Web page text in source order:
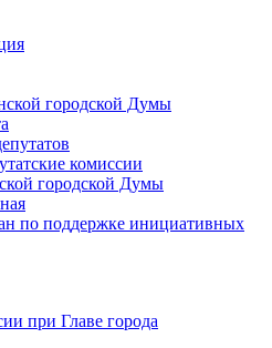
городской Думы
комиссии
городской Думы
по поддержке инициативных
при Главе города